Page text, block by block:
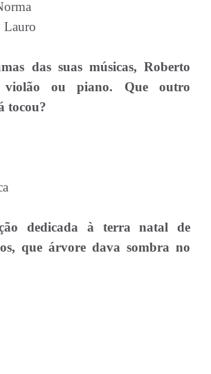
Lauro
das suas músicas, Roberto
violão ou piano. Que outro
tocou?
dedicada à terra natal de
que árvore dava sombra no